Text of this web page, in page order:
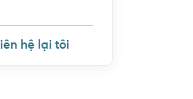
hệ lại tôi